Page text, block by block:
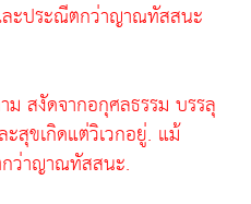
ะประณีตกว่าญาณทัสสนะ
สงัดจากอกุศลธรรม บรรลุ
สุขเกิดแต่วิเวกอยู่. แม้
ว่าญาณทัสสนะ.